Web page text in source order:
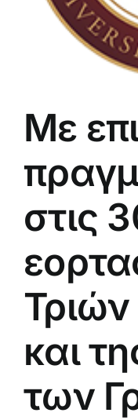
Με
στις
και
των